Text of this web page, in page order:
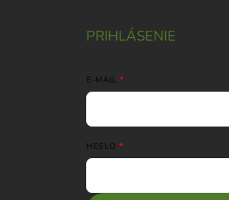
PRIHLÁSENIE
E-MAIL
HESLO